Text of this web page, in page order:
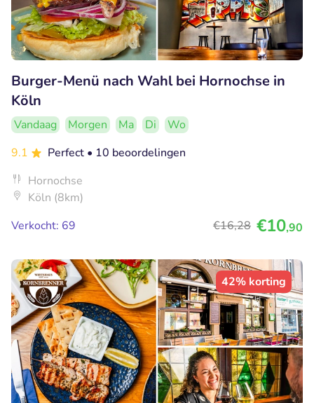
Burger-Menü nach Wahl bei Hornochse in
Köln
Vandaag Morgen Ma Di
Wo
9.1
Perfect • 10 beoordelingen
Hornochse
Köln (8km)
Verkocht: 69
€16,28 €10,90
42% korting